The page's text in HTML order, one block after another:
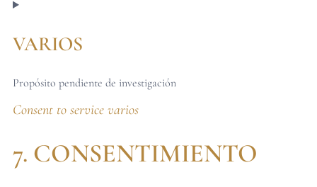
VARIOS
Propósito pendiente de investigación
Consent to service varios
7. CONSENTIMIENTO